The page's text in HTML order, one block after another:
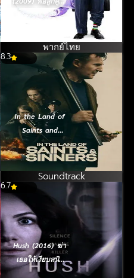
หัวใจมหัศจรรย์
พากย์ไทย
8.3
In the Land of
Saints and
Sinners (2023)
Soundtrack
6.7
Hush (2016) ฆ่า
เธอให้เงียบสนิท
[ซับไทย]